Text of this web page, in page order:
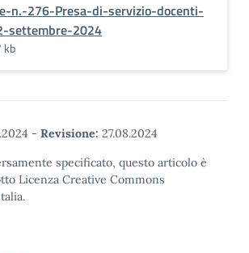
n.-276-Presa-di-servizio-docenti-
settembre-2024
kb
- Revisione: 27.08.2024
specificato, questo articolo è
Licenza Creative Commons